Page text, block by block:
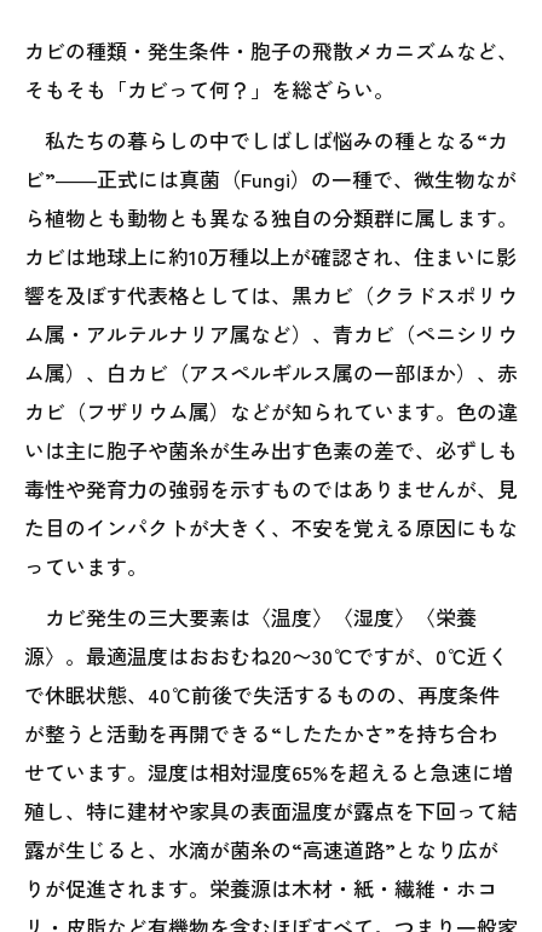
カビの種類・発生条件・胞子の飛散メカニズムなど、
そもそも「カビって何？」を総ざらい。
私たちの暮らしの中でしばしば悩みの種となる“カ
ビ”――正式には真菌（Fungi）の一種で、微生物なが
ら植物とも動物とも異なる独自の分類群に属します。
カビは地球上に約10万種以上が確認され、住まいに影
響を及ぼす代表格としては、黒カビ（クラドスポリウ
ム属・アルテルナリア属など）、青カビ（ペニシリウ
ム属）、白カビ（アスペルギルス属の一部ほか）、赤
カビ（フザリウム属）などが知られています。色の違
いは主に胞子や菌糸が生み出す色素の差で、必ずしも
毒性や発育力の強弱を示すものではありませんが、見
た目のインパクトが大きく、不安を覚える原因にもな
っています。
カビ発生の三大要素は〈温度〉〈湿度〉〈栄養
源〉。最適温度はおおむね20〜30℃ですが、0℃近く
で休眠状態、40℃前後で失活するものの、再度条件
が整うと活動を再開できる“したたかさ”を持ち合わ
せています。湿度は相対湿度65%を超えると急速に増
殖し、特に建材や家具の表面温度が露点を下回って結
露が生じると、水滴が菌糸の“高速道路”となり広が
りが促進されます。栄養源は木材・紙・繊維・ホコ